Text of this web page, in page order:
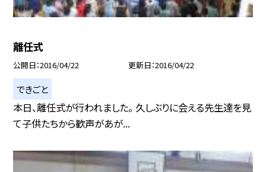
離任式
公開日 2016/04/22 更新日 2016/04/22
できごと
本日、離任式が行われました。 久しぶりに会える先生達を見
て子供たちから歓声があが...